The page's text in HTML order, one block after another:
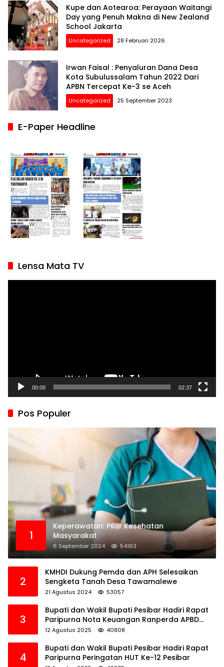
Kupe dan Aotearoa: Perayaan Waitangi
Day yang Penuh Makna di New Zealand
School Jakarta
Uncategorized 28 Februari 2026
Irwan Faisal : Penyaluran Dana Desa
Kota Subulussalam Tahun 2022 Dari
APBN Tercepat Ke-3 se Aceh
Uncategorized 25 September 2023
E-Paper Headline
Lensa Mata TV
00:00 02:37
Pos Populer
1
Keperawatan: Pilar Kesehatan
Masyarakat
6 September 2024 54163
2
KMHDI Dukung Pemda dan APH Selesaikan
Sengketa Tanah Desa Tawamalewe
21 Agustus 2024 53057
3
Bupati dan Wakil Bupati Pesibar Hadiri Rapat
Paripurna Nota Keuangan Ranperda APBD
Perubahan TA 2025
12 Agustus 2025 40808
4
Bupati dan Wakil Bupati Pesibar Hadiri Rapat
Paripurna Peringatan HUT Ke-12 Pesibar